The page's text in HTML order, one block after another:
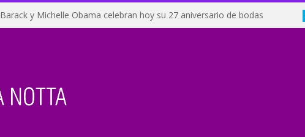
Barack y Michelle Obama celebran hoy su 27 aniversario de bodas